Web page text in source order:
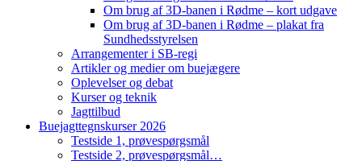
Om brug af 3D-banen i Rødme – kort udgave
Om brug af 3D-banen i Rødme – plakat fra
Sundhedsstyrelsen
Arrangementer i SB-regi
Artikler og medier om buejægere
Oplevelser og debat
Kurser og teknik
Jagttilbud
Buejagttegnskurser 2026
Testside 1, prøvespørgsmål
Testside 2, prøvespørgsmål…